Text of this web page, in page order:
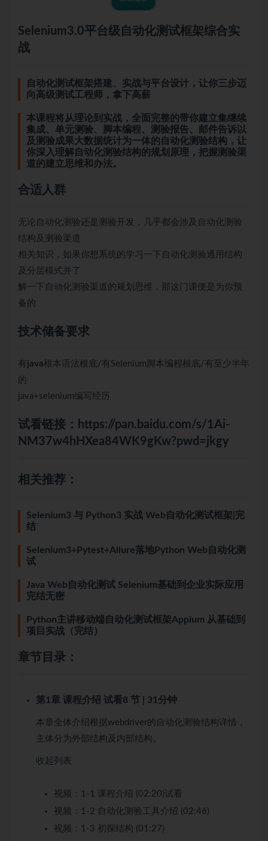
Selenium3.0平台级 自动化测试框架综合实
战
自动化测试框架搭建、实战与平台设计，让你三步迈
向高级测试工程师，拿下高薪
本课程将从理论到实战，全面完整的带你建立集继续
集成、单元测验、脚本编程、测验报告、邮件告诉以
及测验成果大数据统计为一体的自动化测验结构，让
你深入理解自动化测验结构的规划原理，把握测验渠
道的建立思维和办法。
合适人群
无论自动化测验还是测验开发，几乎都会涉及自动化测验
结构及测验渠道
相关知识，如果你想系统的学习一下自动化测验通用结构
及分层模式并了
解一下自动化测验渠道的规划思维，那这门课便是为你预
备的
技术储备要求
有java根本语法根底/有Selenium脚本编程根底/有至少半年
的
java+selenium编写经历
试看链接： https://pan.baidu.com/s/1Ai-
NM37w4hHXea84WK9gKw?pwd=jkgy
相关推荐：
Selenium3 与 Python3 实战 Web自动化测试框架|完
结
Selenium3+Pytest+Allure落地Python Web自动化测
试
Java Web自动化测试 Selenium基础到企业实际应用
完结无密
Python主讲移动端自动化测试框架Appium 从基础到
项目实战（完结）
章节目录：
第1章 课程介绍 试看8 节 | 31分钟
本章全体介绍根据webdriver的自动化测验结构详情，
主体分为外部结构及内部结构。
收起列表
视频： 1-1 课程介绍 (02:20)试看
视频： 1-2 自动化测验工具介绍 (02:46)
视频： 1-3 初探结构 (01:27)